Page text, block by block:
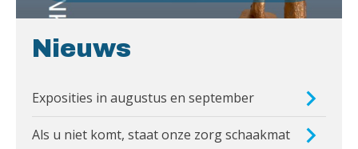
Nieuws
Exposities in augustus en september
Als u niet komt, staat onze zorg schaakmat